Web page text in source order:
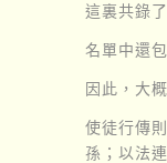
這裏共錄
名單中還
因此，大
使徒行傳
孫；以法